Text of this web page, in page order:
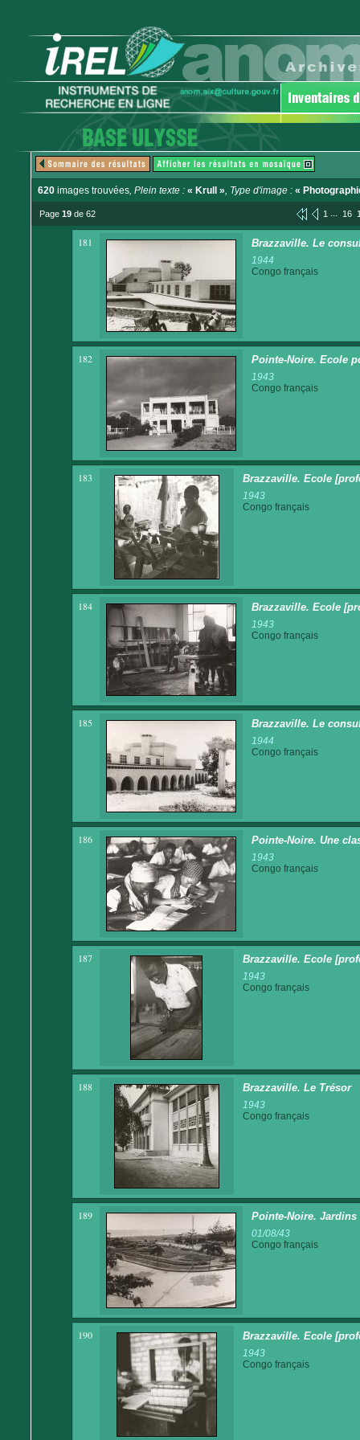
620 images trouvées, Plein texte : « Krull », Type d'image : «
Page 19 de 62 1 ... 16
181 Brazzaville. Le
1944
Congo français
182 Pointe-Noire. Ecole
1943
Congo français
183 Brazzaville. Ecole
1943
Congo français
184 Brazzaville. Ecole
1943
Congo français
185 Brazzaville. Le
1944
Congo français
186 Pointe-Noire. Une
1943
Congo français
187 Brazzaville. Ecole
1943
Congo français
188 Brazzaville. Le Trésor
1943
Congo français
189 Pointe-Noire.
01/08/43
Congo français
190 Brazzaville. Ecole
1943
Congo français